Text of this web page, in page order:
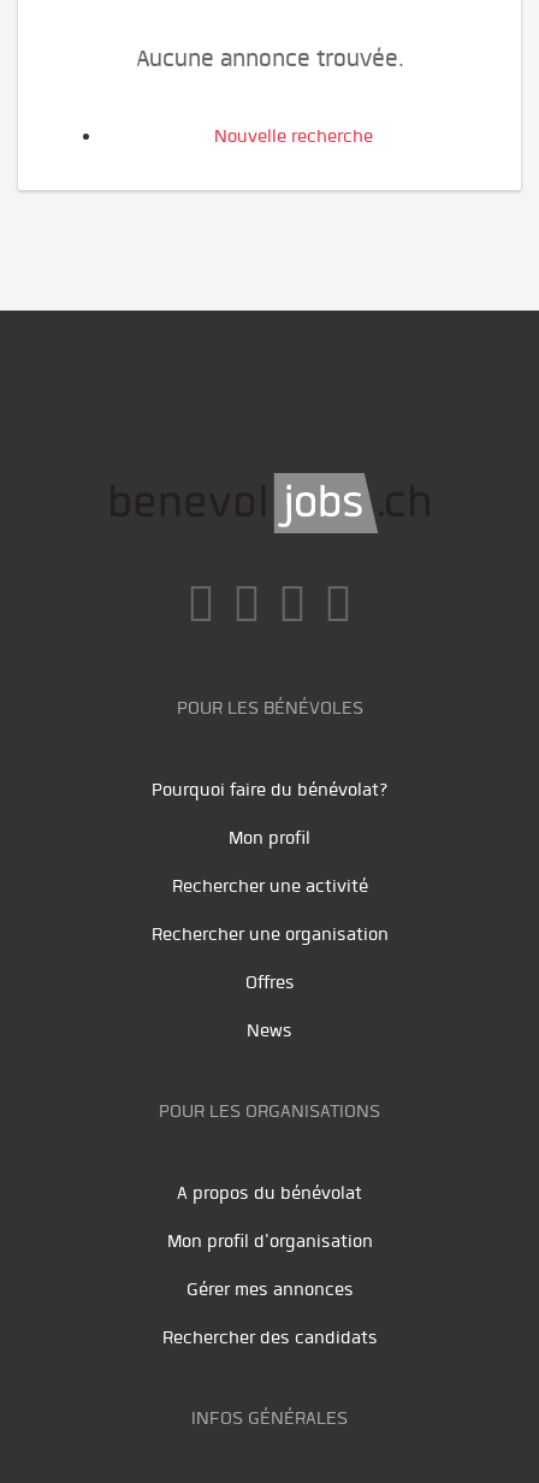
Aucune annonce trouvée.
Nouvelle recherche
POUR LES BÉNÉVOLES
Pourquoi faire du bénévolat?
Mon profil
Rechercher une activité
Rechercher une organisation
Offres
News
POUR LES ORGANISATIONS
A propos du bénévolat
Mon profil d'organisation
Gérer mes annonces
Rechercher des candidats
INFOS GÉNÉRALES